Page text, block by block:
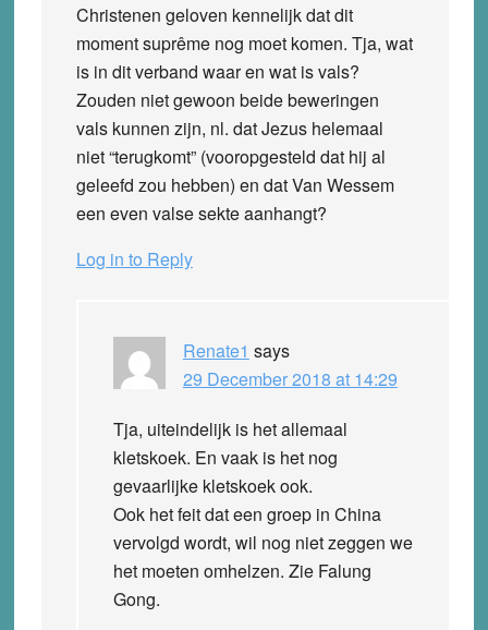
Christenen geloven kennelijk dat dit
moment suprême nog moet komen. Tja, wat
is in dit verband waar en wat is vals?
Zouden niet gewoon beide beweringen
vals kunnen zijn, nl. dat Jezus helemaal
niet “terugkomt” (vooropgesteld dat hij al
geleefd zou hebben) en dat Van Wessem
een even valse sekte aanhangt?
Log in to Reply
Renate1 says
29 December 2018 at 14:29
Tja, uiteindelijk is het allemaal
kletskoek. En vaak is het nog
gevaarlijke kletskoek ook.
Ook het feit dat een groep in China
vervolgd wordt, wil nog niet zeggen we
het moeten omhelzen. Zie Falung
Gong.